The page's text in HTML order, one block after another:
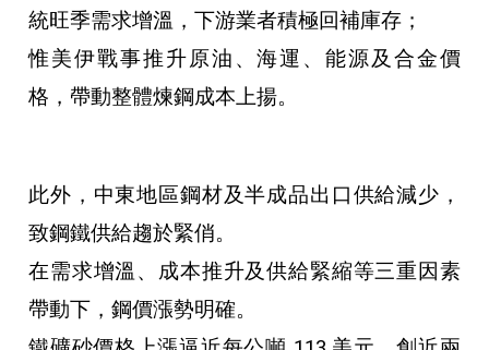
統旺季需求增溫，下游業者積極回補庫存；
惟美伊戰事推升原油、海運、能源及合金價
格，帶動整體煉鋼成本上揚。
此外，中東地區鋼材及半成品出口供給減少，
致鋼鐵供給趨於緊俏。
在需求增溫、成本推升及供給緊縮等三重因素
帶動下，鋼價漲勢明確。